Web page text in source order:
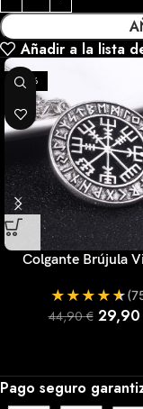
Añadir a la lista
-33%
Colgante Brújula
★ ★ ★ ★ ★
44,90€ 29,90
Pago seguro